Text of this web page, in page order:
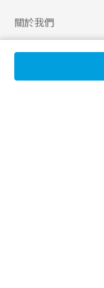
關於我們
合作申請